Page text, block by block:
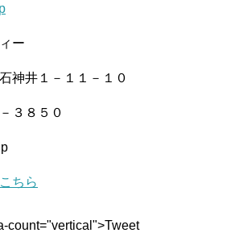
ー
神井１－１１－１０
３８５０
こちら
count="vertical">Tweet